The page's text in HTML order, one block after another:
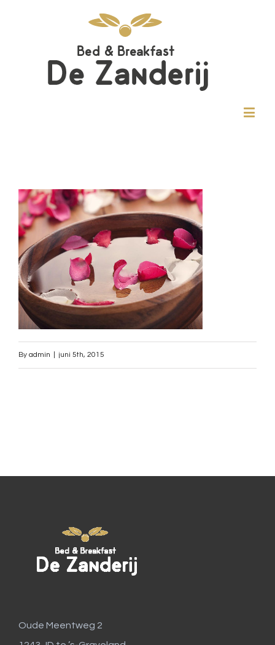
By admin juni 5th, 2015
Oude Meentweg 2